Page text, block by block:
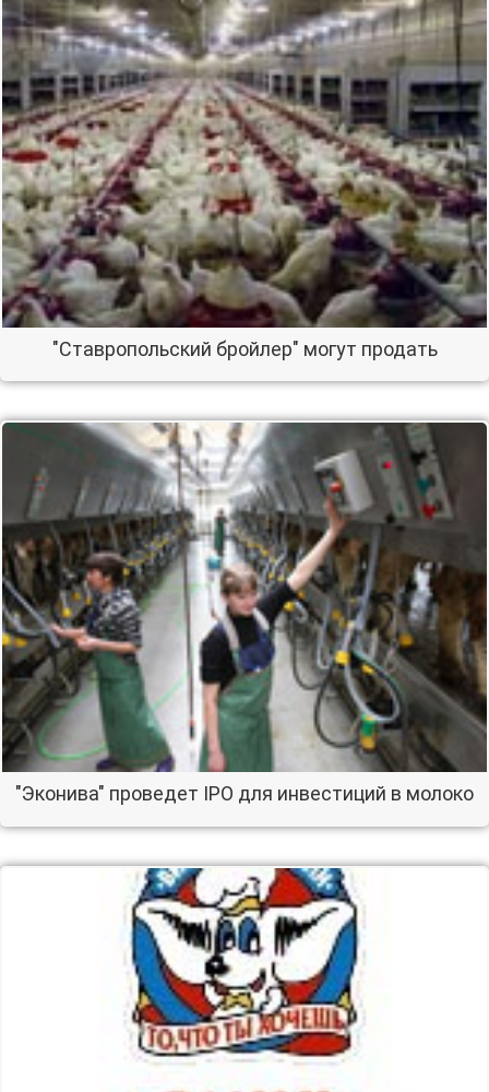
"Ставропольский бройлер" могут продать
"Эконива" проведет IPO для инвестиций в молоко